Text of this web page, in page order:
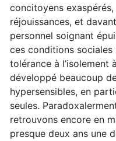
concitoyens
réjouissances, et
personnel soignant
ces conditions sociales
tolérance à l’isolement
développé beaucoup
hypersensibles, en
seules.
retrouvons encore en
presque deux ans une